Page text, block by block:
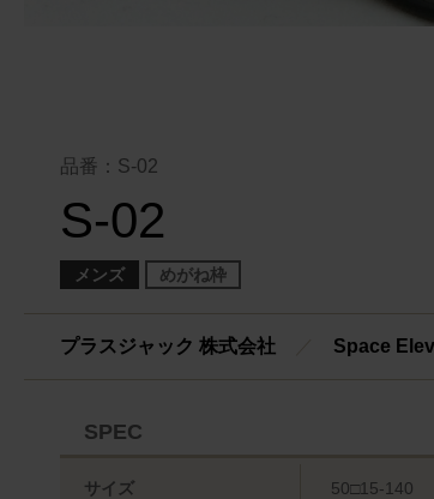
品番：S-02
S-02
メンズ めがね枠
プラスジャック 株式会社 Space
SPEC
サイズ 50□15-140